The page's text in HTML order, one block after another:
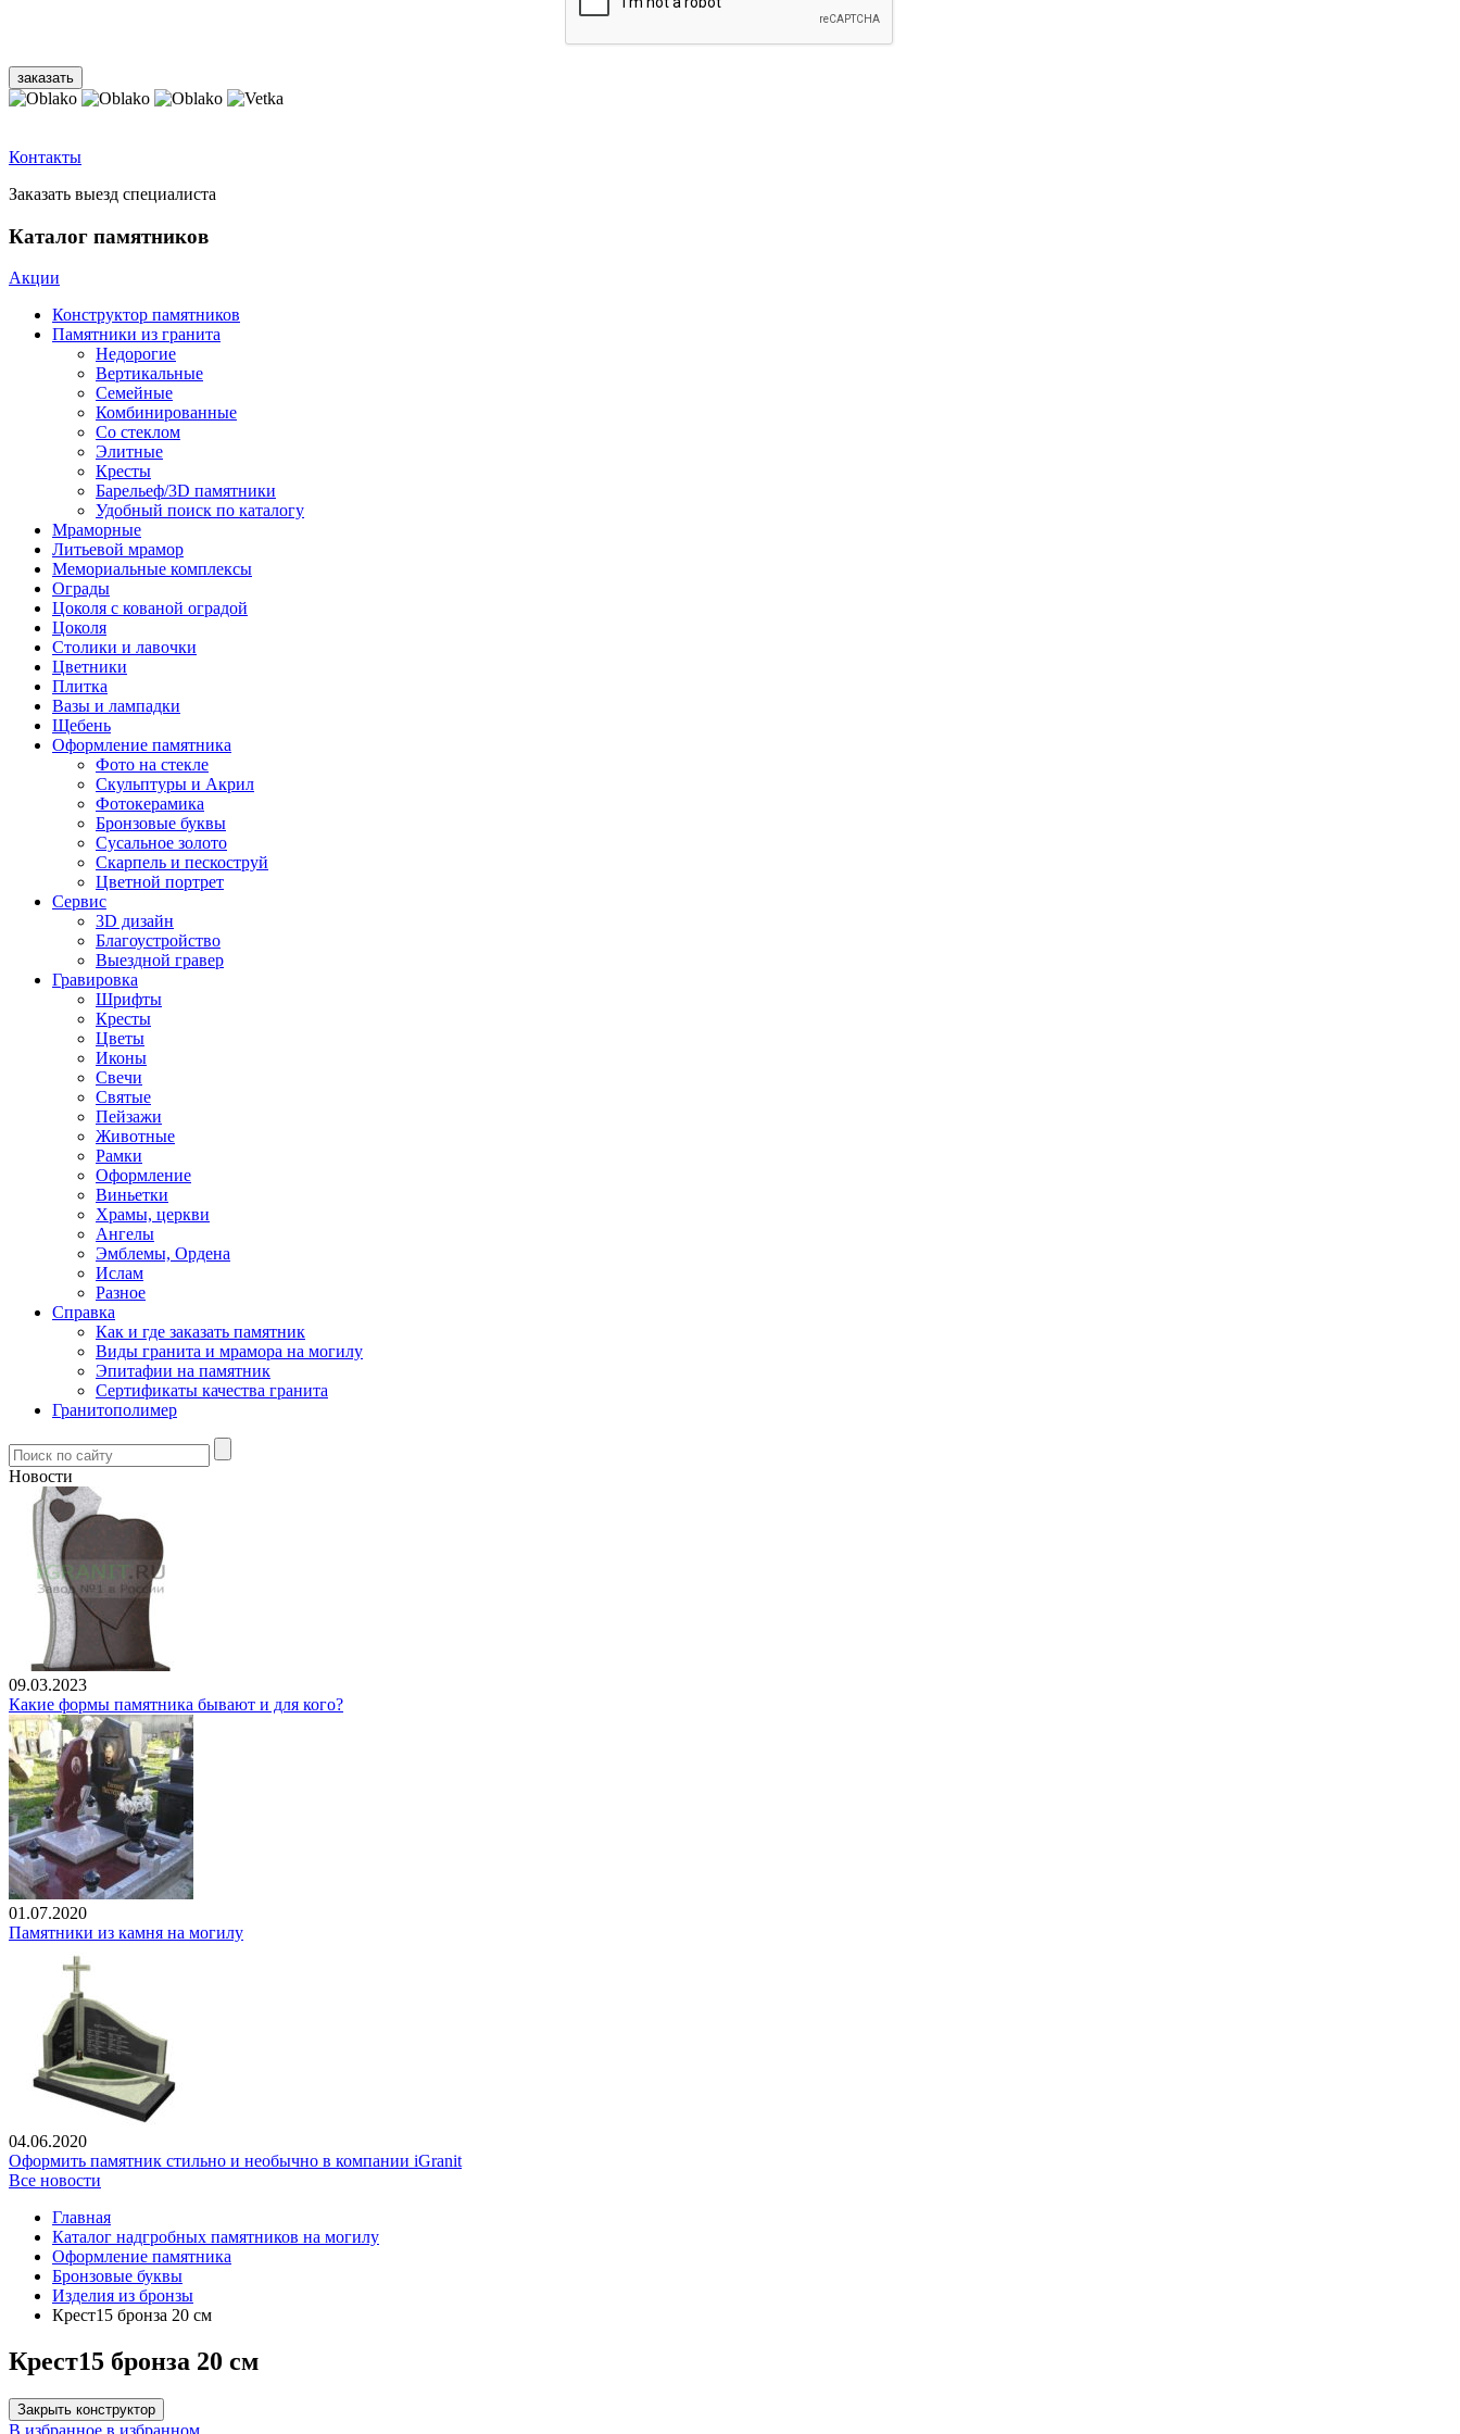
Контакты
Заказать выезд специалиста
Каталог памятников
Акции
Конструктор памятников
Памятники из гранита
Недорогие
Вертикальные
Семейные
Комбинированные
Со стеклом
Элитные
Кресты
Барельеф/3D памятники
Удобный поиск по каталогу
Мраморные
Литьевой мрамор
Мемориальные комплексы
Ограды
Цоколя с кованой оградой
Цоколя
Столики и лавочки
Цветники
Плитка
Вазы и лампадки
Щебень
Оформление памятника
Фото на стекле
Скульптуры и Акрил
Фотокерамика
Бронзовые буквы
Сусальное золото
Скарпель и пескоструй
Цветной портрет
Сервис
3D дизайн
Благоустройство
Выездной гравер
Гравировка
Шрифты
Кресты
Цветы
Иконы
Свечи
Святые
Пейзажи
Животные
Рамки
Оформление
Виньетки
Храмы, церкви
Ангелы
Эмблемы, Ордена
Ислам
Разное
Справка
Как и где заказать памятник
Виды гранита и мрамора на могилу
Эпитафии на памятник
Сертификаты качества гранита
Гранитополимер
Новости
09.03.2023
Какие формы памятника бывают и для кого?
01.07.2020
Памятники из камня на могилу
04.06.2020
Оформить памятник стильно и необычно в компании iGranit
Все новости
Главная
Каталог надгробных памятников на могилу
Оформление памятника
Бронзовые буквы
Изделия из бронзы
Крест15 бронза 20 см
Крест15 бронза 20 см
Закрыть конструктор